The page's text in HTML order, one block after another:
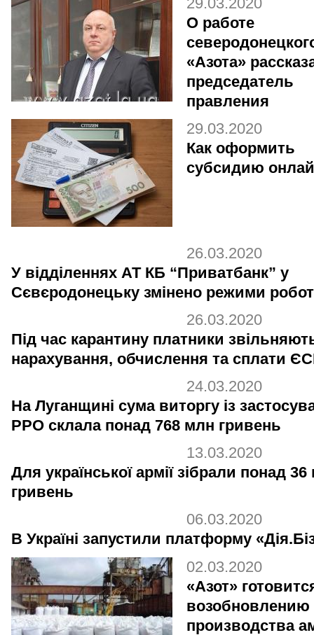
О работе
«Азота»
председатель
правления
29.03.2020
Как оформить
субсидию
26.03.2020
У відділеннях АТ КБ “Приватбанк” у
Сєвєродонецьку змінено режими
26.03.2020
Під час карантину платники
нарахування, обчислення та сплати
24.03.2020
На Луганщині сума виторгу із
РРО склала понад 768 млн гривень
13.03.2020
Для української армії зібрали понад
гривень
06.03.2020
В Україні запустили платформу
02.03.2020
«Азот»
возобновлению
производства